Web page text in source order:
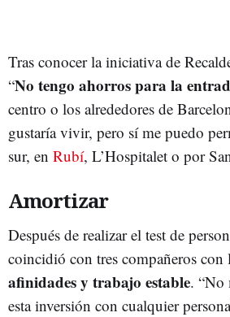
Tras conocer la iniciativa de
“No tengo ahorros para la
centro o los alrededores de
gustaría vivir, pero sí me puedo
sur, en Rubí, L’Hospitalet o por
Amortizar
Después de realizar el test de
coincidió con tres compañeros con
afinidades y trabajo estable. “No
esta inversión con cualquier